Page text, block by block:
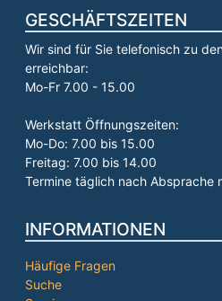
GESCHÄFTSZEITEN
Wir sind für Sie telefonisch zu
erreichbar:
Mo-Fr 7.00 - 15.00
Werkstatt Öffnungszeiten:
Mo-Do: 7.00 bis 15.00
Freitag: 7.00 bis 14.00
Termine täglich nach Absprache
INFORMATIONEN
Häufige Fragen
Suche